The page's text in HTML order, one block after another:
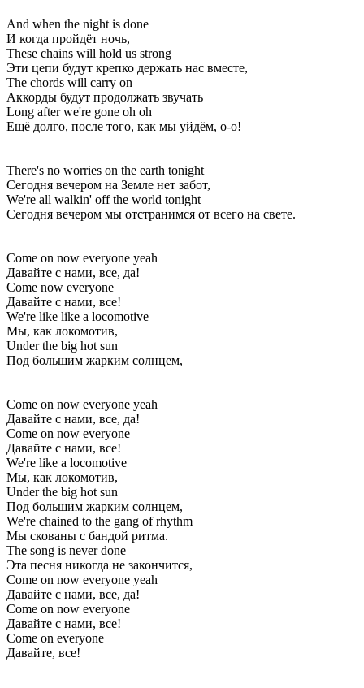
And when the night is done
И когда пройдёт ночь,
These chains will hold us strong
Эти цепи будут крепко держать нас вместе,
The chords will carry on
Аккорды будут продолжать звучать
Long after we're gone oh oh
Ещё долго, после того, как мы уйдём, о-о!
There's no worries on the earth tonight
Сегодня вечером на Земле нет забот,
We're all walkin' off the world tonight
Сегодня вечером мы отстранимся от всего на свете.
Come on now everyone yeah
Давайте с нами, все, да!
Come now everyone
Давайте с нами, все!
We're like like a locomotive
Мы, как локомотив,
Under the big hot sun
Под большим жарким солнцем,
Come on now everyone yeah
Давайте с нами, все, да!
Come on now everyone
Давайте с нами, все!
We're like a locomotive
Мы, как локомотив,
Under the big hot sun
Под большим жарким солнцем,
We're chained to the gang of rhythm
Мы скованы с бандой ритма.
The song is never done
Эта песня никогда не закончится,
Come on now everyone yeah
Давайте с нами, все, да!
Come on now everyone
Давайте с нами, все!
Come on everyone
Давайте, все!